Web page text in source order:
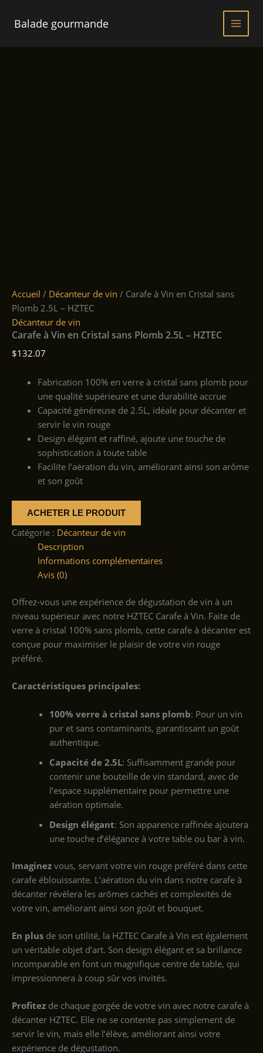
Balade gourmande
Accueil / Décanteur de vin / Carafe à Vin en Cristal sans
Plomb 2.5L – HZTEC
Décanteur de vin
Carafe à Vin en Cristal sans Plomb 2.5L – HZTEC
$132.07
Fabrication 100% en verre à cristal sans plomb pour
une qualité supérieure et une durabilité accrue
Capacité généreuse de 2.5L, idéale pour décanter et
servir le vin rouge
Design élégant et raffiné, ajoute une touche de
sophistication à toute table
Facilite l’aération du vin, améliorant ainsi son arôme
et son goût
ACHETER LE PRODUIT
Catégorie : Décanteur de vin
Description
Informations complémentaires
Avis (0)
Offrez-vous une expérience de dégustation de vin à un
niveau supérieur avec notre HZTEC Carafe à Vin. Faite de
verre à cristal 100% sans plomb, cette carafe à décanter est
conçue pour maximiser le plaisir de votre vin rouge
préféré.
Caractéristiques principales:
100% verre à cristal sans plomb: Pour un vin
pur et sans contaminants, garantissant un goût
authentique.
Capacité de 2.5L: Suffisamment grande pour
contenir une bouteille de vin standard, avec de
l’espace supplémentaire pour permettre une
aération optimale.
Design élégant: Son apparence raffinée ajoutera
une touche d’élégance à votre table ou bar à vin.
Imaginez vous, servant votre vin rouge préféré dans cette
carafe éblouissante. L’aération du vin dans notre carafe à
décanter révèlera les arômes cachés et complexités de
votre vin, améliorant ainsi son goût et bouquet.
En plus de son utilité, la HZTEC Carafe à Vin est également
un véritable objet d’art. Son design élégant et sa brillance
incomparable en font un magnifique centre de table, qui
impressionnera à coup sûr vos invités.
Profitez de chaque gorgée de votre vin avec notre carafe à
décanter HZTEC. Elle ne se contente pas simplement de
servir le vin, mais elle l’élève, améliorant ainsi votre
expérience de dégustation.